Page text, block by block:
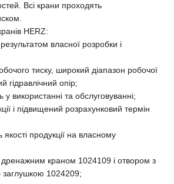
Всі крани проходять
HERZ:
власної розробки і
тиску, широкий діапазон робочої
гідравлічний опір;
у використанні та обслуговуванні;
і підвищений розрахунковий термін
якості продукції на власному
краном 1024109 і отвором з
заглушкою 1024209;